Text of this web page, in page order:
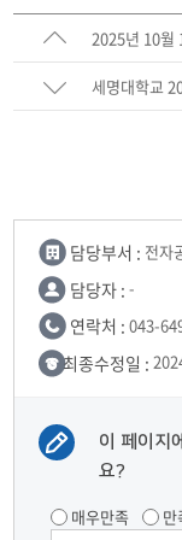
2025년 10월
세명대학교
담당부서 : 전자
담당자 : -
연락처 : 043-
최종수정일 :
이 페이지
요?
매우만족 만